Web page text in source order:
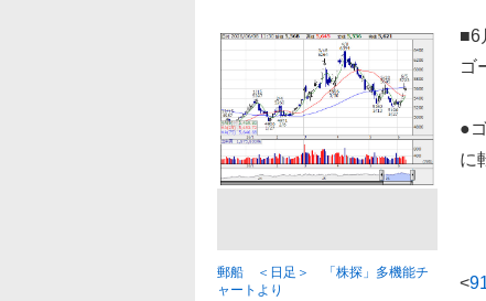
郵船 ＜日足＞ 「株探」多機能チ
ャートより
■6
ゴ
●
に
5
<